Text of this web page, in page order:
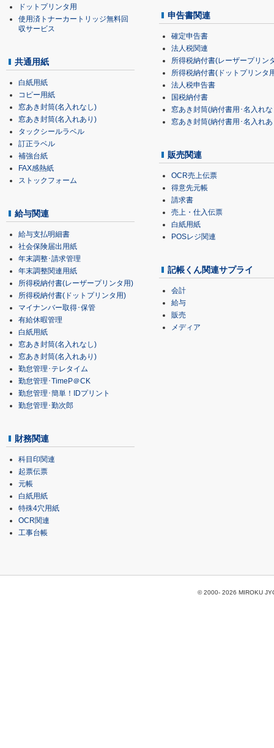
ドットプリンタ用
使用済トナーカートリッジ無料回
収サービス
共通用紙
白紙用紙
コピー用紙
窓あき封筒(名入れなし)
窓あき封筒(名入れあり)
タックシールラベル
訂正ラベル
補強台紙
FAX感熱紙
ストックフォーム
給与関連
給与支払明細書
社会保険届出用紙
年末調整･請求管理
年末調整関連用紙
所得税納付書(レーザープリンタ用)
所得税納付書(ドットプリンタ用)
マイナンバー取得･保管
有給休暇管理
白紙用紙
窓あき封筒(名入れなし)
窓あき封筒(名入れあり)
勤怠管理･テレタイム
勤怠管理･TimeP＠CK
勤怠管理･簡単！IDプリント
勤怠管理･勤次郎
財務関連
科目印関連
起票伝票
元帳
白紙用紙
特殊4穴用紙
OCR関連
工事台帳
申告書関連
確定申告書
法人税関連
所得税納付書(レーザープリン
所得税納付書(ドットプリンタ
法人税申告書
国税納付書
窓あき封筒(納付書用･名入れ
窓あき封筒(納付書用･名入れ
販売関連
OCR売上伝票
得意先元帳
請求書
売上・仕入伝票
白紙用紙
POSレジ関連
記帳くん関連サプライ
会計
給与
販売
メディア
© 2000- 2026 MIROKU